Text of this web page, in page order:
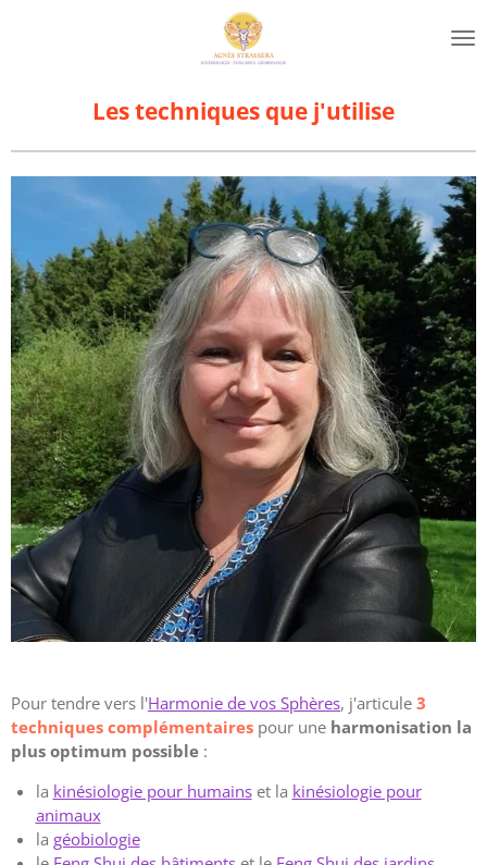
Les techniques que j'utilise
Pour tendre vers l'Harmonie de vos Sphères, j'articule 3
techniques complémentaires pour une harmonisation la
plus optimum possible :
la kinésiologie pour humainset la kinésiologie pour
animaux
la géobiologie